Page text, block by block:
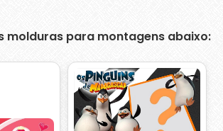
molduras para montagens abaixo: